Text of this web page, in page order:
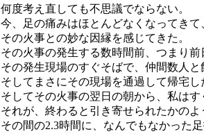
何度考え直しても不思議でならない。
今、足の痛みはほとんどなくなってき
その火事との妙な因縁を感じてきた。
その火事の発生する数時間前、つまり
その発生現場のすぐそばで、仲間数人と
そしてまさにその現場を通過して帰宅し
そしてその火事の翌日の朝から、私は
それが、終わると引き寄せられたかの
その間の2.3時間に、なんでもなかった